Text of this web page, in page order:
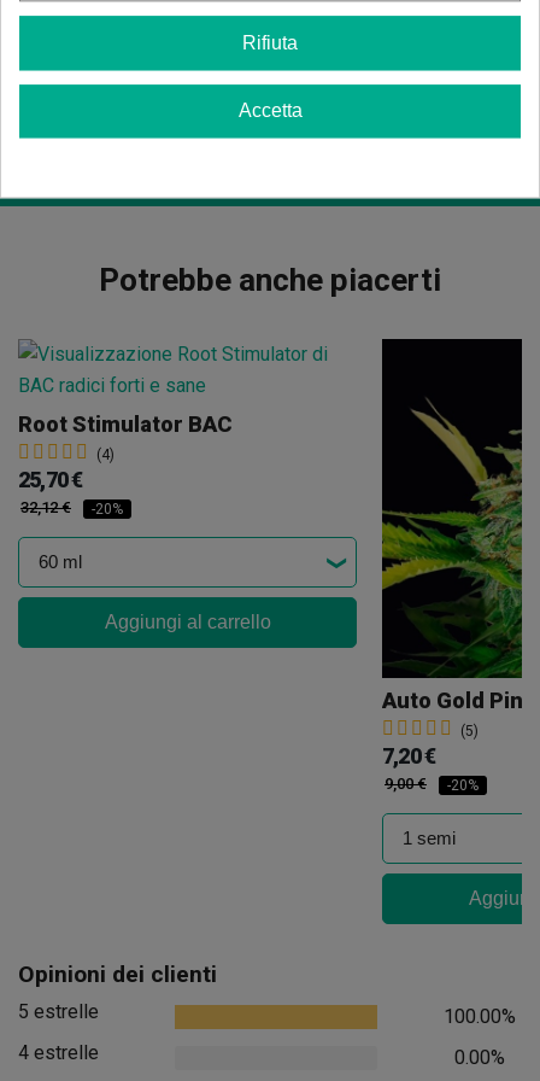
un'architettura vegetale considerevole, con
ramificazioni robuste capaci di sostenere la sua
aumenta progressivamente la sua intensità durante la
ottenendo 40 g/pianta in 8
settimane.
Potrebbe anche piacerti
Root Stimulator BAC
(4)
25,70 €
32,12 € -20%
Aggiungi al carrello
Auto Gold
(5)
7,20 €
9,00 € -20%
Opinioni dei clienti
5 estrelle
100.00%
4 estrelle
0.00%
Rifiuta
Accetta